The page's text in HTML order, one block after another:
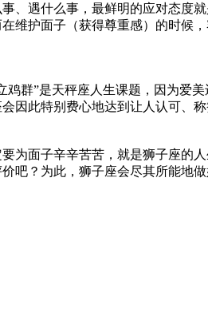
、遇什么事，最鲜明的应对态度
维护面子（获得尊重感）的时候
群”是天秤座人生课题，因为爱
因此特别费心地达到让人认可、
为面子辛辛苦苦，就是狮子座的
吧？为此，狮子座会尽其所能